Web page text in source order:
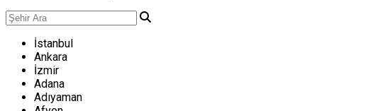
İstanbul
Ankara
İzmir
Adana
Adıyaman